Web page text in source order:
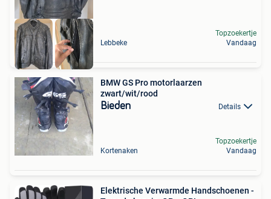
Lebbeke
Topzoekertje
Vandaag
BMW GS Pro motorlaarzen
zwart/wit/rood
Bieden Details
Kortenaken
Topzoekertje
Vandaag
Elektrische Verwarmde Handschoenen -